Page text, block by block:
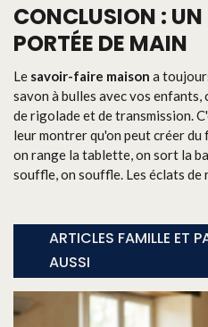
CONCLUSION :
PORTÉE DE MAIN
Le savoir-faire maison a
savon à bulles avec vos enfants,
de rigolade et de transmission.
leur montrer qu'on peut créer du
on range la tablette, on sort la
souffle, on souffle. Les éclats de
ARTICLES FAMILLE ET
AUSSI